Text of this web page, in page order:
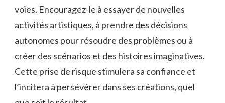
voies. Encouragez-le à ​essayer​ de nouvelles⁣
activités artistiques,⁣ à prendre des décisions
autonomes pour résoudre‍ des problèmes ou à
créer des scénarios et des ‍histoires ​imaginatives.
Cette prise de risque stimulera sa confiance et⁢
l’incitera à ⁤persévérer dans ses ⁤créations, quel